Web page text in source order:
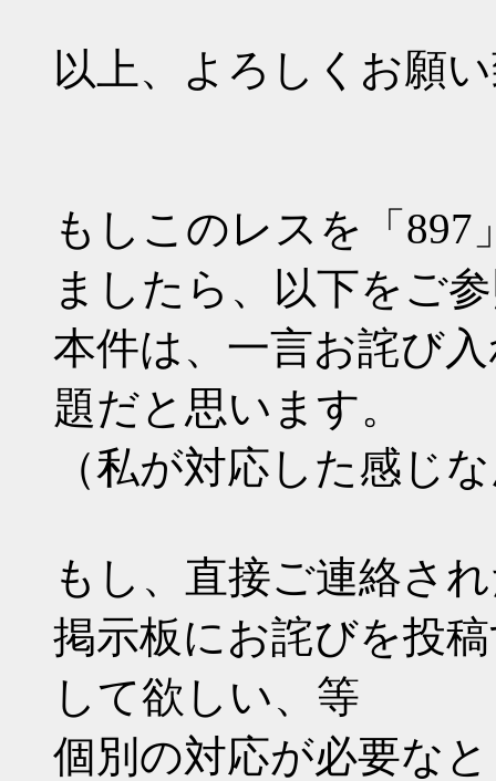
以上、よろしくお願
もしこのレスを「
ましたら、以下をご
本件は、一言お詫び
題だと思います。
（私が対応した感じ
もし、直接ご連絡さ
掲示板にお詫びを投
して欲しい、等
個別の対応が必要なと